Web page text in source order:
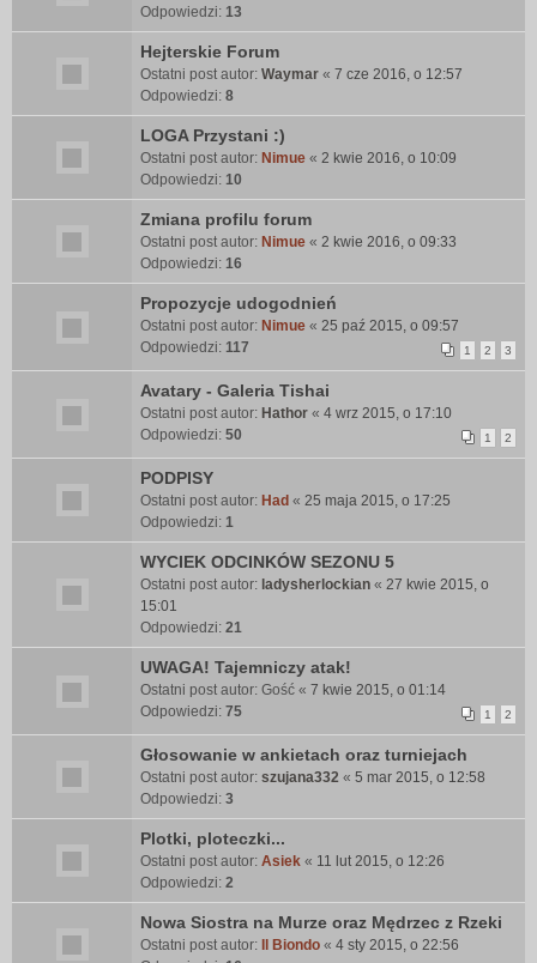
Odpowiedzi: 13
Hejterskie Forum
Ostatni post autor: Waymar « 7 cze 2016, o 12:57
Odpowiedzi: 8
LOGA Przystani :)
Ostatni post autor: Nimue « 2 kwie 2016, o 10:09
Odpowiedzi: 10
Zmiana profilu forum
Ostatni post autor: Nimue « 2 kwie 2016, o 09:33
Odpowiedzi: 16
Propozycje udogodnień
Ostatni post autor: Nimue « 25 paź 2015, o 09:57
Odpowiedzi: 117 1 2 3
Avatary - Galeria Tishai
Ostatni post autor: Hathor « 4 wrz 2015, o 17:10
Odpowiedzi: 50 1 2
PODPISY
Ostatni post autor: Had « 25 maja 2015, o 17:25
Odpowiedzi: 1
WYCIEK ODCINKÓW SEZONU 5
Ostatni post autor: ladysherlockian « 27 kwie 2015, o
15:01
Odpowiedzi: 21
UWAGA! Tajemniczy atak!
Ostatni post autor: Gość « 7 kwie 2015, o 01:14
Odpowiedzi: 75 1 2
Głosowanie w ankietach oraz turniejach
Ostatni post autor: szujana332 « 5 mar 2015, o 12:58
Odpowiedzi: 3
Plotki, ploteczki...
Ostatni post autor: Asiek « 11 lut 2015, o 12:26
Odpowiedzi: 2
Nowa Siostra na Murze oraz Mędrzec z Rzeki
Ostatni post autor: Il Biondo « 4 sty 2015, o 22:56